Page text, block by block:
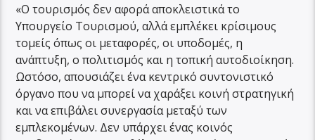
«Ο τουρισμός δεν αφορά αποκλειστικά το
Υπουργείο Τουρισμού, αλλά εμπλέκει κρίσιμους
τομείς όπως οι μεταφορές, οι υποδομές, η
ανάπτυξη, ο πολιτισμός και η τοπική αυτοδιοίκηση.
Ωστόσο, απουσιάζει ένα κεντρικό συντονιστικό
όργανο που να μπορεί να χαράξει κοινή στρατηγική
και να επιβάλει συνεργασία μεταξύ των
εμπλεκομένων. Δεν υπάρχει ένας κοινός